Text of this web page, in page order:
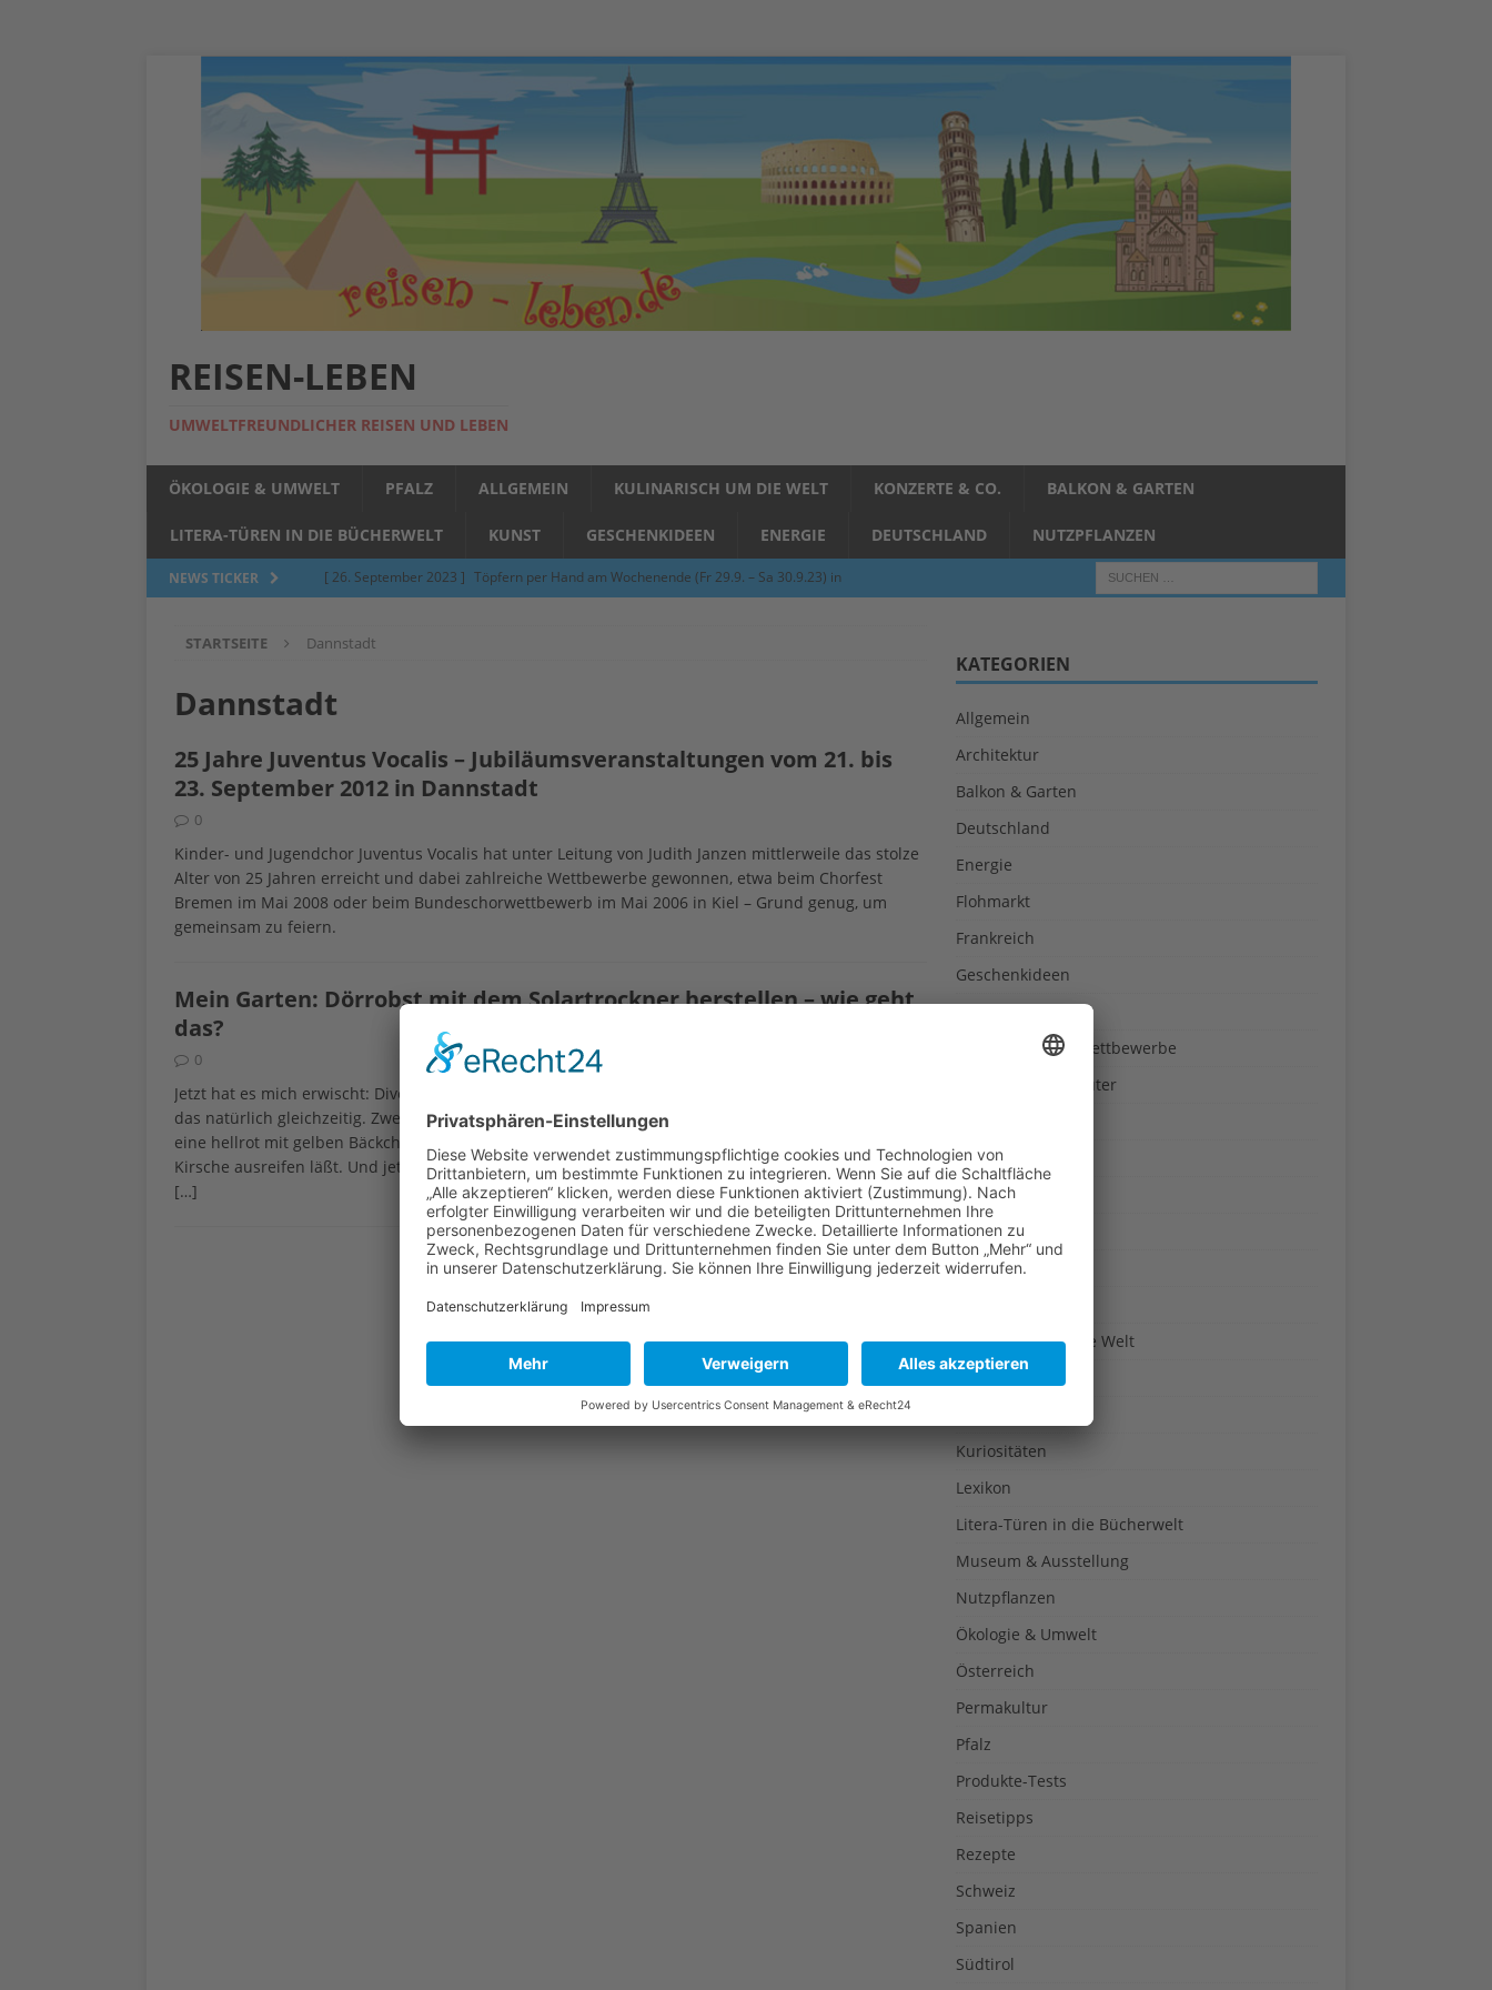
REISEN-LEBEN
UMWELTFREUNDLICHER REISEN UND LEBEN
ÖKOLOGIE & UMWELT PFALZ ALLGEMEIN KULINARISCH UM DIE WELT KONZERTE & CO. BALKON & GARTEN
LITERA-TÜREN IN DIE BÜCHERWELT KUNST GESCHENKIDEEN ENERGIE DEUTSCHLAND NUTZPFLANZEN
NEWS TICKER [ 26. September 2023 ] Töpfern per Hand am Wochenende (Fr 29.9. – Sa 30.9.23) in
[ 5. Juni 2023 ]
[ 24. März 2023 ] Töpfern per Hand am Abend in Limburgerhof
ALLGEMEIN
Jucken auf acht Beinen…
GESUNDHEIT
STARTSEITE Dannstadt
Dannstadt
25 Jahre Juventus Vocalis – Jubiläumsveranstaltungen vom 21. bis
23. September 2012 in Dannstadt
0
Kinder- und Jugendchor Juventus Vocalis hat unter Leitung von Judith Janzen mittlerweile das stolze
Alter von 25 Jahren erreicht und dabei zahlreiche Wettbewerbe gewonnen, etwa beim Chorfest
Bremen im Mai 2008 oder beim Bundeschorwettbewerb im Mai 2006 in Kiel – Grund genug, um
gemeinsam zu feiern.
Mein Garten: Dörrobst mit dem Solartrockner herstellen – wie geht
das?
0
Jetzt hat es mich erwischt: Diverse Bäume in meinem Garten hängen voll herrlicher Früchte. Und
das natürlich gleichzeitig. Zwei Bäume mit drei Sorte Süßkirschen, davon zwei Sorten tiefdunkel und
eine hellrot mit gelben Bäckchen wetteifern darum, wer als erster auch noch die versteckteste
Kirsche ausreifen läßt. Und jetzt fallen mir auch schon die reifen Aprikosen entgegen, so daß ich sie
[…]
KATEGORIEN
Allgemein
Architektur
Balkon & Garten
Deutschland
Energie
Flohmarkt
Frankreich
Geschenkideen
Gewinnspiele & Wettbewerbe
Gewürze und Kräuter
Hochwasser
Ideen-Reich
Italien
Japan
Kulinarisch um die Welt
Kultur
Kuriositäten
Lexikon
Litera-Türen in die Bücherwelt
Museum & Ausstellung
Nutzpflanzen
Ökologie & Umwelt
Österreich
Permakultur
Pfalz
Produkte-Tests
Reisetipps
Rezepte
Schweiz
Spanien
Südtirol